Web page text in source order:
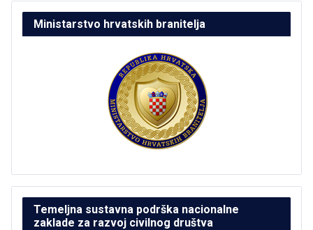
Ministarstvo hrvatskih branitelja
Temeljna sustavna podrška nacionalne
zaklade za razvoj civilnog društva